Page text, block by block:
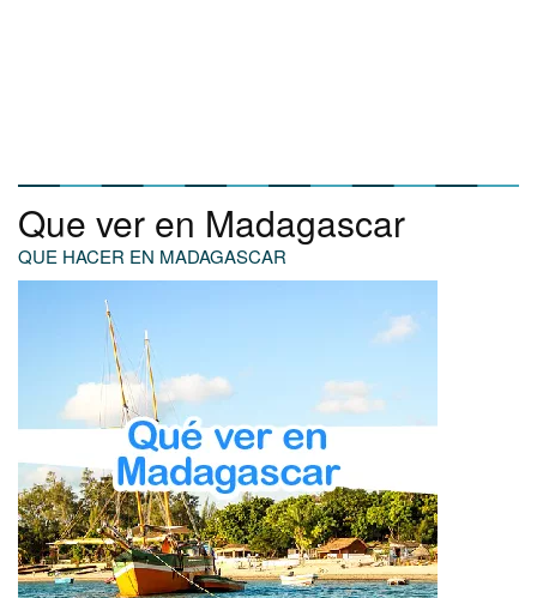
Que ver en Madagascar
QUE HACER EN MADAGASCAR